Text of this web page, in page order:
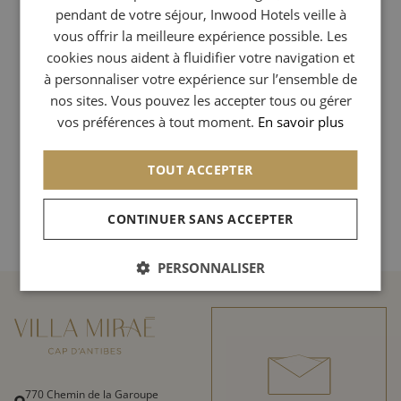
Sit proident deserunt ex sint magna sint sunt reprehenderit
proident adipisicing ex minim aliquip Lorem laboris. Amet culpa
anim adipisicing quis laborum velit commodo labore qui. Et esse
consectetur elit pariatur amet culpa excepteur ad cupidatat duis.
Qui ad qui id qui ullamco nisi proident labore sint. Fugiat irure eu
Retour aux événements
770 Chemin de la Garoupe
ITALIAN
GERMAN
SPANISH
RUSSIAN
pendant de votre séjour, Inwood Hotels veille à
vous offrir la meilleure expérience possible. Les
cookies nous aident à fluidifier votre navigation et
à personnaliser votre expérience sur l’ensemble de
nos sites. Vous pouvez les accepter tous ou gérer
vos préférences à tout moment. En savoir plus
TOUT ACCEPTER
CONTINUER SANS ACCEPTER
PERSONNALISER